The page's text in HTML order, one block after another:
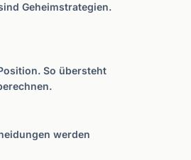
Geheimstrategien.
So übersteht
werden